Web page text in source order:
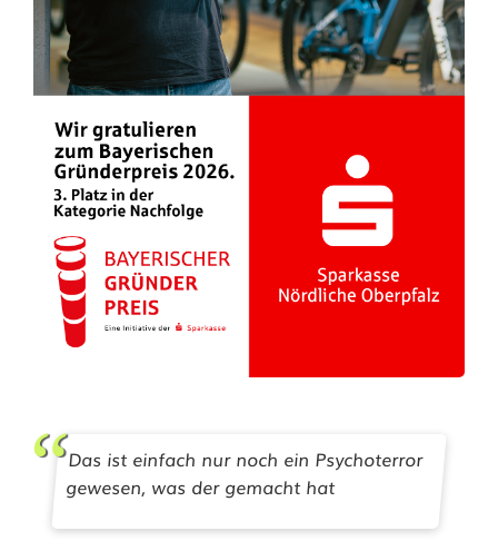
Das ist einfach nur noch ein Psychoterror
gewesen, was der gemacht hat